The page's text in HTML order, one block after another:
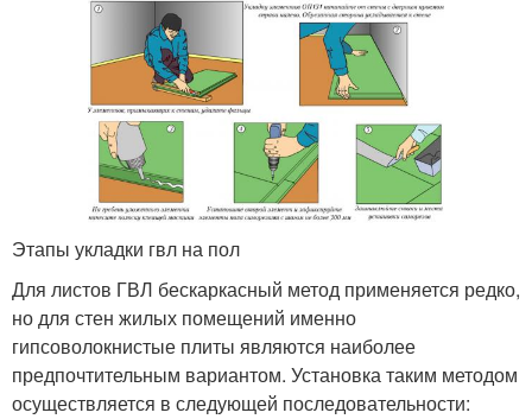
Этапы укладки гвл на пол
Для листов ГВЛ бескаркасный метод применяется редко,
но для стен жилых помещений именно
гипсоволокнистые плиты являются наиболее
предпочтительным вариантом. Установка таким методом
осуществляется в следующей последовательности: